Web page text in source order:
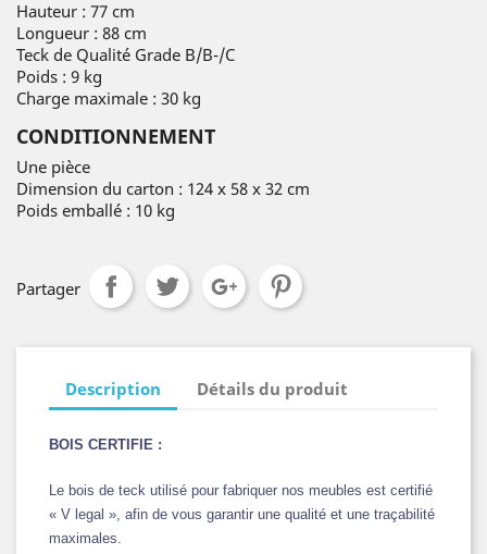
Hauteur : 77 cm
Longueur : 88 cm
Teck de Qualité Grade B/B-/C
Poids : 9 kg
Charge maximale : 30 kg
CONDITIONNEMENT
Une pièce
Dimension du carton : 124 x 58 x 32 cm
Poids emballé : 10 kg
Partager
Description Détails du produit
BOIS CERTIFIE :
Le bois de teck utilisé pour fabriquer nos meubles est certifié
« V legal », afin de vous garantir une qualité et une traçabilité
maximales.